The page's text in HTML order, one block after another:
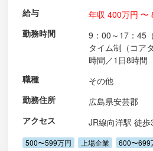
給与
年収 400万円 〜
勤務時間
9：00～17：45
タイム制（コア
時間／1日8時間
職種
その他
勤務住所
広島県安芸郡
アクセス
JR線向洋駅 徒歩
500〜599万円 上場企業 600〜699